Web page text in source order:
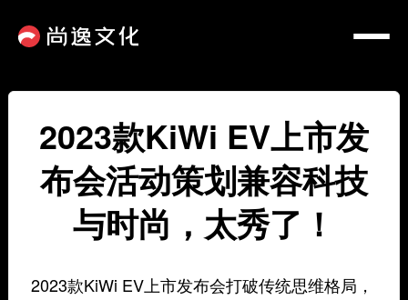
2023款KiWi EV上市发
布会活动策划兼容科技
与时尚，太秀了！
2023款KiWi EV上市发布会打破传统思维格局，